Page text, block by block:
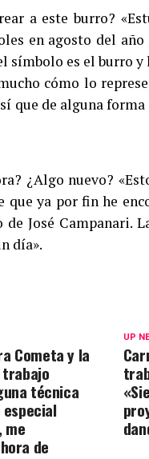
a este burro?
en agosto del
símbolo es el burro
cómo lo
que de alguna
¿Algo nuevo?
que ya por fin he
de José Campanari.
día».
UP
Cometa y la
trabajo
técnica
me
de